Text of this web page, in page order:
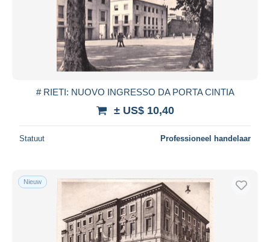
# RIETI: NUOVO INGRESSO DA PORTA CINTIA
± US$ 10,40
Statuut Professioneel handelaar
Nieuw